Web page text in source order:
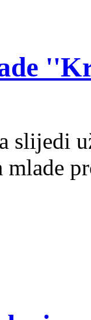
slijedi
mlade